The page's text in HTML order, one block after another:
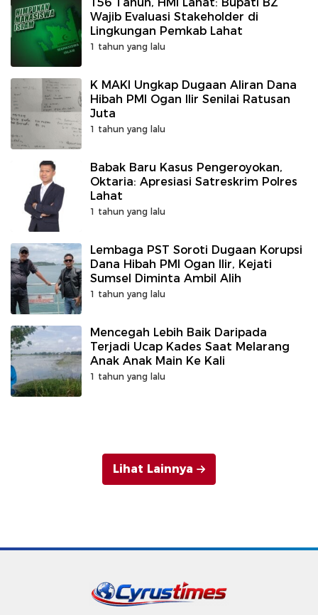
Wajib Evaluasi Stakeholder di
Lingkungan Pemkab Lahat
1 tahun yang lalu
K MAKI Ungkap Dugaan Aliran Dana
Hibah PMI Ogan Ilir Senilai Ratusan
Juta
1 tahun yang lalu
Babak Baru Kasus Pengeroyokan,
Oktaria: Apresiasi Satreskrim Polres
Lahat
1 tahun yang lalu
Lembaga PST Soroti Dugaan Korupsi
Dana Hibah PMI Ogan Ilir, Kejati
Sumsel Diminta Ambil Alih
1 tahun yang lalu
Mencegah Lebih Baik Daripada
Terjadi Ucap Kades Saat Melarang
Anak Anak Main Ke Kali
1 tahun yang lalu
Lihat Lainnya